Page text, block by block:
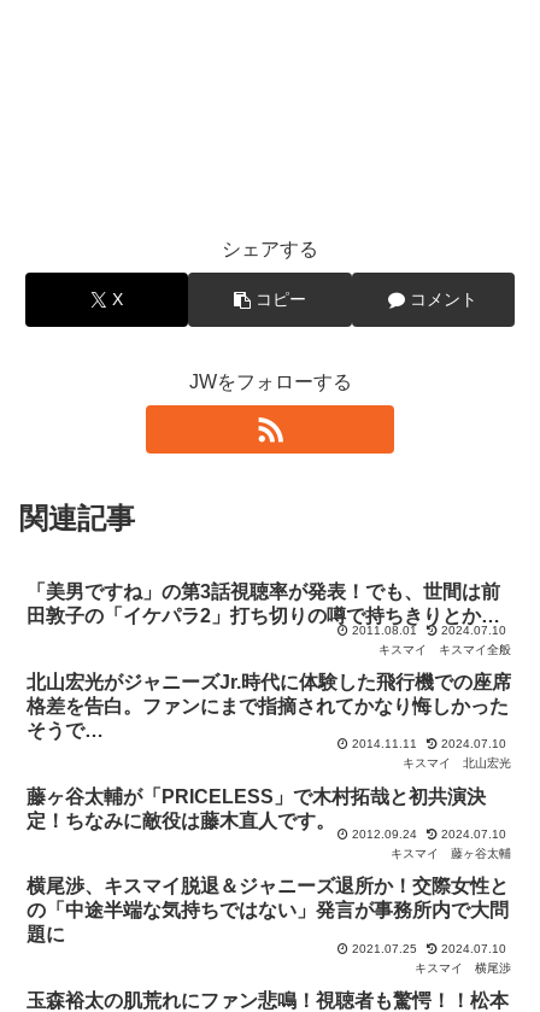
シェアする
X コピー コメント
JWをフォローする
関連記事
「美男ですね」の第3話視聴率が発表！でも、世間は前
田敦子の「イケパラ2」打ち切りの噂で持ちきりとか…
2011.08.01
2024.07.10
キスマイ
キスマイ全般
北山宏光がジャニーズJr.時代に体験した飛行機での座席
格差を告白。ファンにまで指摘されてかなり悔しかった
そうで…
2014.11.11
2024.07.10
キスマイ
北山宏光
藤ヶ谷太輔が「PRICELESS」で木村拓哉と初共演決
定！ちなみに敵役は藤木直人です。
2012.09.24
2024.07.10
キスマイ
藤ヶ谷太輔
横尾渉、キスマイ脱退＆ジャニーズ退所か！交際女性と
の「中途半端な気持ちではない」発言が事務所内で大問
題に
2021.07.25
2024.07.10
キスマイ
横尾渉
玉森裕太の肌荒れにファン悲鳴！視聴者も驚愕！！松本